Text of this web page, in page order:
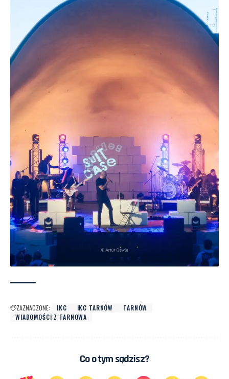
ZAZNACZONE: IKC IKC TARNÓW
TARNÓW
WIADOMOŚCI Z TARNOWA
Co o tym sądzisz?